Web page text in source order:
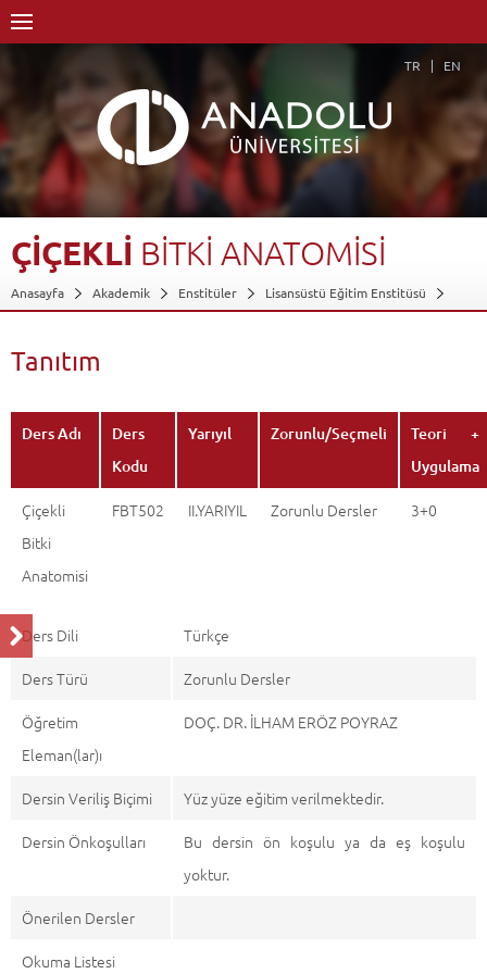
TR EN
ÇİÇEKLİ BİTKİ ANATOMİSİ
Anasayfa Akademik Enstitüler
Lisansüstü Eğitim Enstitüsü
Farmasötik Botanik Anabilim Dalı-Tezli YL
Tanıtım
Ders Adı
Ders
Kodu
Yarıyıl Zorunlu/Seçmeli
Teori +
Uygulama
Çiçekli
Bitki
Anatomisi
FBT502 II.YARIYIL Zorunlu Dersler 3+0
Ders Dili
Türkçe
Ders Türü
Zorunlu Dersler
Öğretim
Eleman(lar)ı
DOÇ. DR. İLHAM ERÖZ POYRAZ
Dersin Veriliş Biçimi
Yüz yüze eğitim verilmektedir.
Dersin Önkoşulları
Bu dersin ön koşulu ya da eş koşulu
yoktur.
Önerilen Dersler
Okuma Listesi